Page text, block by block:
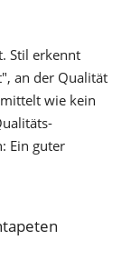
Stil erkennt
an der Qualität
wie kein
Ein guter